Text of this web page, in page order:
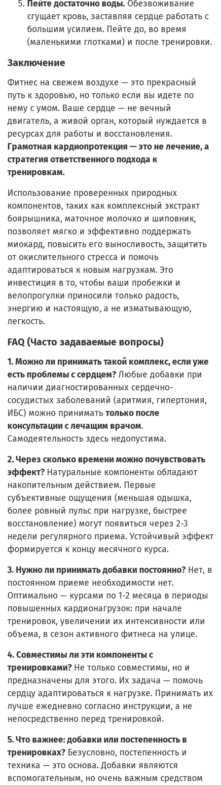
Пейте достаточно воды. Обезвоживание
сгущает кровь, заставляя сердце работать с
большим усилием. Пейте до, во время
(маленькими глотками) и после тренировки.
Заключение
Фитнес на свежем воздухе — это прекрасный
путь к здоровью, но только если вы идете по
нему с умом. Ваше сердце — не вечный
двигатель, а живой орган, который нуждается в
ресурсах для работы и восстановления.
Грамотная кардиопротекция — это не лечение, а
стратегия ответственного подхода к
тренировкам.
Использование проверенных природных
компонентов, таких как комплексный экстракт
боярышника, маточное молочко и шиповник,
позволяет мягко и эффективно поддержать
миокард, повысить его выносливость, защитить
от окислительного стресса и помочь
адаптироваться к новым нагрузкам. Это
инвестиция в то, чтобы ваши пробежки и
велопрогулки приносили только радость,
энергию и настоящую, а не изматывающую,
легкость.
FAQ (Часто задаваемые вопросы)
1. Можно ли принимать такой комплекс, если уже
есть проблемы с сердцем?Любые добавки при
наличии диагностированных сердечно-
сосудистых заболеваний (аритмия, гипертония,
ИБС) можно принимать только после
консультации с лечащим врачом.
Самодеятельность здесь недопустима.
2. Через сколько времени можно почувствовать
эффект?Натуральные компоненты обладают
накопительным действием. Первые
субъективные ощущения (меньшая одышка,
более ровный пульс при нагрузке, быстрее
восстановление) могут появиться через 2-3
недели регулярного приема. Устойчивый эффект
формируется к концу месячного курса.
3. Нужно ли принимать добавки постоянно?Нет, в
постоянном приеме необходимости нет.
Оптимально — курсами по 1-2 месяца в периоды
повышенных кардионагрузок: при начале
тренировок, увеличении их интенсивности или
объема, в сезон активного фитнеса на улице.
4. Совместимы ли эти компоненты с
тренировками?Не только совместимы, но и
предназначены для этого. Их задача — помочь
сердцу адаптироваться к нагрузке. Принимать их
лучше ежедневно согласно инструкции, а не
непосредственно перед тренировкой.
5. Что важнее: добавки или постепенность в
тренировках?Безусловно, постепенность и
техника — это основа. Добавки являются
вспомогательным, но очень важным средством